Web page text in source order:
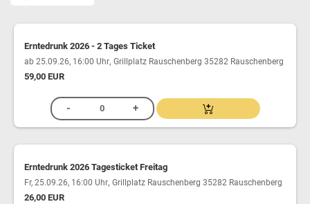
Erntedrunk 2026 - 2 Tages Ticket
ab 25.09.26, 16:00 Uhr, Grillplatz Rauschenberg 35282 Rauschenberg
59,00 EUR
Erntedrunk 2026 Tagesticket Freitag
Fr, 25.09.26, 16:00 Uhr, Grillplatz Rauschenberg 35282 Rauschenberg
26,00 EUR